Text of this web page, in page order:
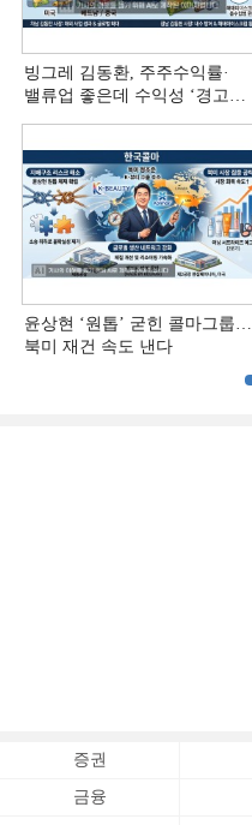
빙그레 김동환, 주주수익률·
밸류업 좋은데 수익성 ‘경고등ʼ
윤상현 ‘원톱ʼ 굳힌 콜마그룹…
북미 재건 속도 낸다
증권
금융